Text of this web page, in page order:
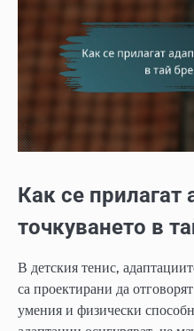
Как се прилагат
точкуването в
В детския тенис,
са проектирани да
умения и физически